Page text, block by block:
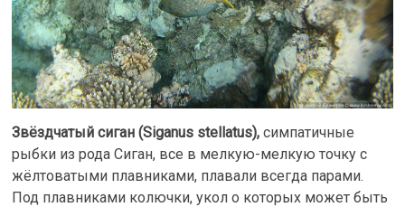
Звёздчатый сиган (Siganus stellatus),симпатичные
рыбки из рода Сиган, все в мелкую-мелкую точку с
жёлтоватыми плавниками, плавали всегда парами.
Под плавниками колючки, укол о которых может быть